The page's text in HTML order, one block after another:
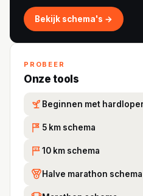
Bekijk schema's →
PROBEER
Onze tools
Beginnen met
5K 5 km schema
10 10 km schema
Halve marathon schema